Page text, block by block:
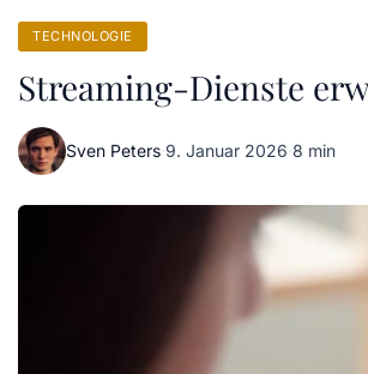
TECHNOLOGIE
Streaming-Dienste
Sven Peters·9. Januar 2026·8 min